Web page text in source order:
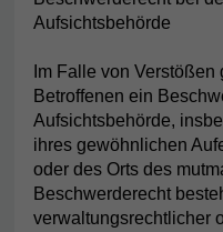
Aufsichtsbehörde
Im Falle von
Betroffenen ein
Aufsichtsbehörde,
ihres gewöhnlichen
oder des Orts des
Beschwerderecht
verwaltungsrechtlicher